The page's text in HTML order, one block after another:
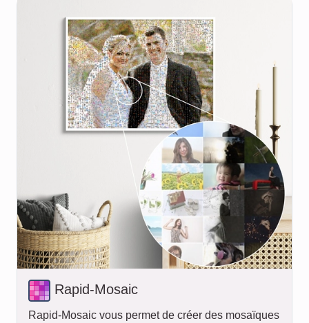
Rapid-Mosaic
Rapid-Mosaic vous permet de créer des mosaïques